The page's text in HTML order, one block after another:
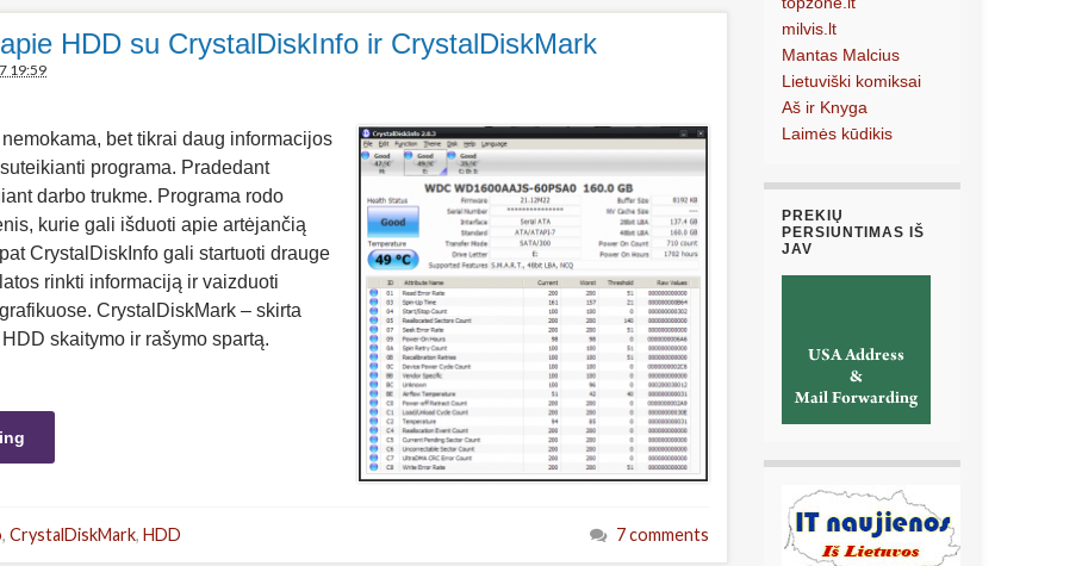
HDD su CrystalDiskInfo ir CrystalDiskMark
19:59
bet tikrai daug informacijos
programa. Pradedant
darbo trukme. Programa rodo
kurie gali išduoti apie artėjančią
pat CrystalDiskInfo gali startuoti drauge
rinkti informaciją ir vaizduoti
CrystalDiskMark – skirta
skaitymo ir rašymo spartą.
, CrystalDiskMark, HDD 7 comments
milvis.lt
Mantas Malcius
Lietuviški komiksai
Aš ir Knyga
Laimės kūdikis
PREKIŲ
PERSIUNTIMAS IŠ
JAV